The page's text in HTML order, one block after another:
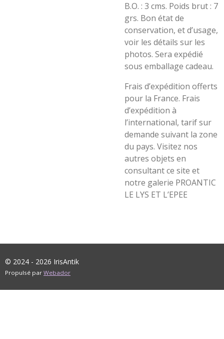
B.O. : 3 cms. Poids brut : 7
grs. Bon état de
conservation, et d’usage,
voir les détails sur les
photos. Sera expédié
sous emballage cadeau.
Frais d’expédition offerts
pour la France. Frais
d’expédition à
l’international, tarif sur
demande suivant la zone
du pays. Visitez nos
autres objets en
consultant ce site et
notre galerie PROANTIC
LE LYS ET L’EPEE
© 2024 - 2026 IrisAntik
Propulsé par Webador